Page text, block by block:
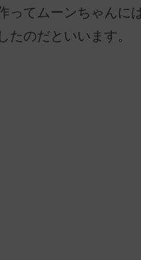
ってムーンちゃんに
たのだといいます。